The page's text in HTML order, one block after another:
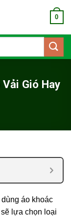
0
Gió Hay
áo khoác
lựa chọn loại